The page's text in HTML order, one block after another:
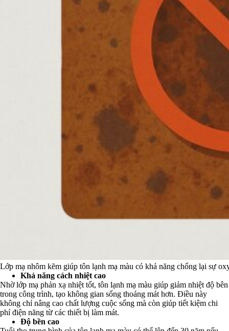
Lớp mạ nhôm kẽm giúp tôn lạnh mạ màu có khả năng chống lại sự
Khả năng cách nhiệt cao
Nhờ lớp mạ phản xạ nhiệt tốt, tôn lạnh mạ màu giúp giảm nhiệt độ bên
trong công trình, tạo không gian sống thoáng mát hơn. Điều này
không chỉ nâng cao chất lượng cuộc sống mà còn giúp tiết kiệm chi
phí điện năng từ các thiết bị làm mát.
Độ bền cao